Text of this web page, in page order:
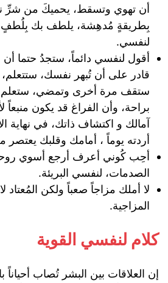
أن تهوي وتسقط، يحميكَ من شرِّ
بِطريقةٍ مُدهِشة، يلطف بك
لنفسي.
أقول لنفسي دائماً، ستجدُ حتما
قادر على أن تُبهر نفسك،
ستقف مرة أخرى وتمضي، ستعلم
براحة، وأن الفراغ قد يكون منبعاً
آمالك و اكتشاف ذاتك، في نهاية
أردته يوماً ، أمامك وقلبك يعتصر
‏أحِب كُوني أعرف أرجع أسوي
الصدمات، لنفسي البريئة.
لا أملك مزاجاً صعباً ولكن المُعتاد
المزاجية.
كلام لنفسي القوية
إن العلاقات بين البشر تُصاب أحياناً